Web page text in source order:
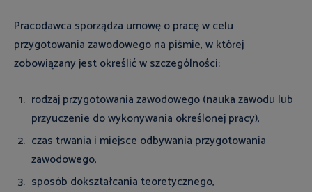
Pracodawca sporządza umowę o pracę w celu
przygotowania zawodowego na piśmie, w której
zobowiązany jest określić w szczególności:
rodzaj przygotowania zawodowego (nauka zawodu lub
przyuczenie do wykonywania określonej pracy),
czas trwania i miejsce odbywania przygotowania
zawodowego,
sposób dokształcania teoretycznego,